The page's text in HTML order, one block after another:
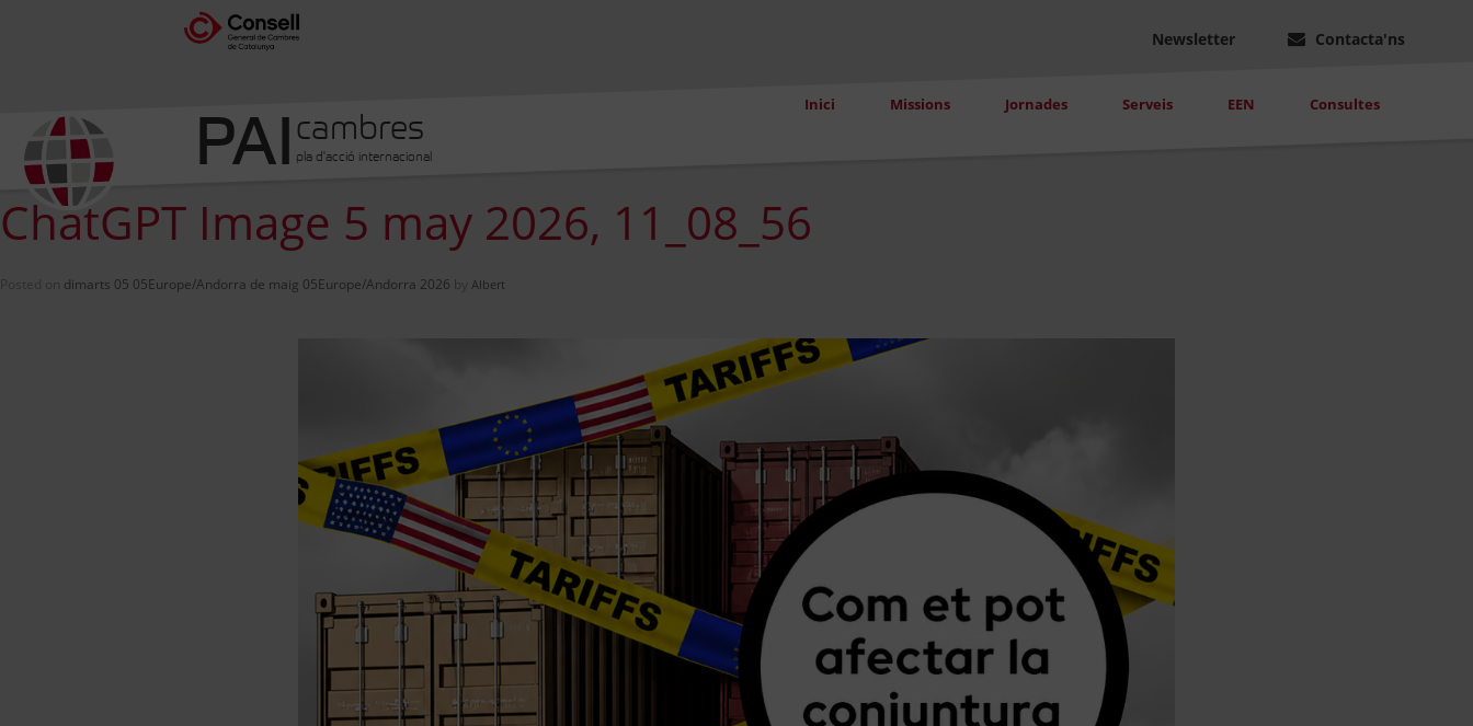
Newsletter Contacta'ns
Inici Missions Jornades Serveis EEN Consultes
PAIcambres
pla d'acció internacional
ChatGPT Image 5 may 2026, 11_08_56
Posted on dimarts 05 05Europe/Andorra de maig 05Europe/Andorra 2026 by Albert